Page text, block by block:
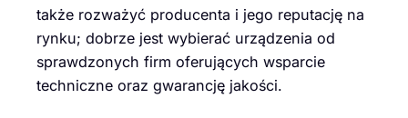
także rozważyć producenta i jego reputację na
rynku; dobrze jest wybierać urządzenia od
sprawdzonych firm oferujących wsparcie
techniczne oraz gwarancję jakości.